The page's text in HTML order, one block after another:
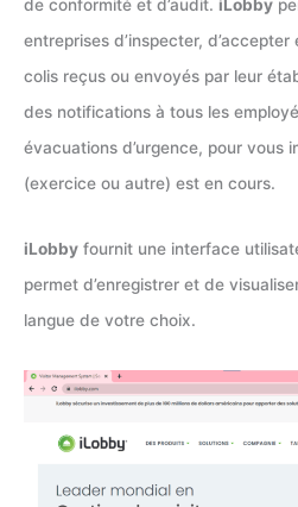
de conformité et d’audit. iLobby
entreprises d’inspecter, d’accepter
colis reçus ou envoyés par leur
des notifications à tous les
évacuations d’urgence, pour vous
(exercice ou autre) est en cours.
iLobby fournit une interface
permet d’enregistrer et de
langue de votre choix.